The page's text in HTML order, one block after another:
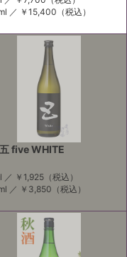
／ ￥15,400 （税込）
five WHITE
／ ￥1,925（税込）
／ ￥3,850 （税込）